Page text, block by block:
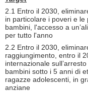
2.1 Entro il 2030,
in particolare i poveri e
bambini, l'accesso a
per tutto l'anno
2.2 Entro il 2030,
raggiungimento, entro il
internazionale
bambini sotto i 5 anni di
ragazze adolescenti, in
anziane